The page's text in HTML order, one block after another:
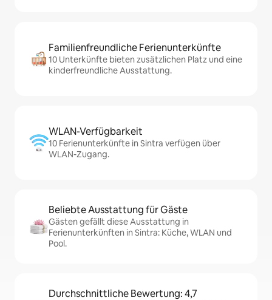
Familienfreundliche Ferienunterkünfte
10 Unterkünfte bieten zusätzlichen Platz und eine
kinderfreundliche Ausstattung.
WLAN-Verfügbarkeit
10 Ferienunterkünfte in Sintra verfügen über
WLAN-Zugang.
Beliebte Ausstattung für Gäste
Gästen gefällt diese Ausstattung in
Ferienunterkünften in Sintra: Küche, WLAN und
Pool.
Durchschnittliche Bewertung: 4,7